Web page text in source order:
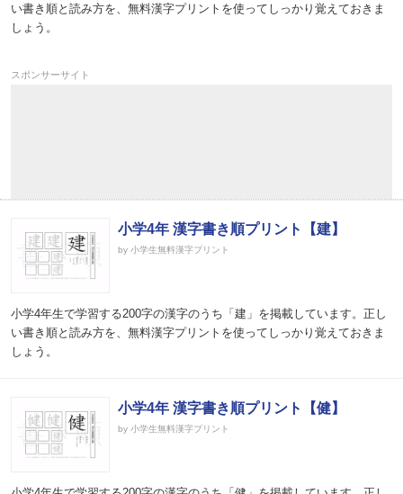
い書き順と読み方を、無料漢字プリントを使ってしっかり覚えておきま
しょう。
スポンサーサイト
小学4年 漢字書き順プリント【建】
by 小学生無料漢字プリント
小学4年生で学習する200字の漢字のうち「建」を掲載しています。正し
い書き順と読み方を、無料漢字プリントを使ってしっかり覚えておきま
しょう。
小学4年 漢字書き順プリント【健】
by 小学生無料漢字プリント